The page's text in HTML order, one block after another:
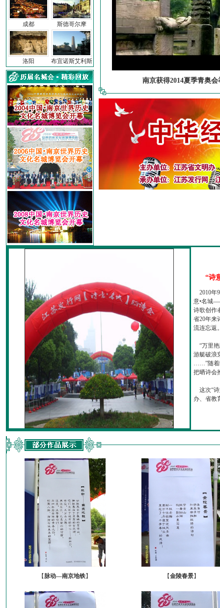
成都
洛阳
斯德哥尔摩
布宜诺斯艾利斯
南京获得2014夏季青奥会
“诗
2010年
意•名城
诗歌创作
省20年来
流连忘返
“万里艳
游艇破浪
……”随着
把晒诗会
这次“诗
办、省教
【脉动—南京地铁】 【金陵春景】